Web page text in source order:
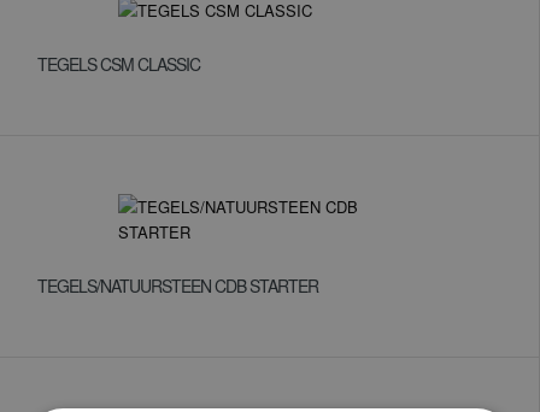
TEGELS CSM CLASSIC
TEGELS/NATUURSTEEN CDB STARTER